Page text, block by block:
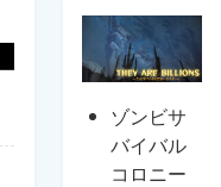
ゾンビサ
バイバル
コロニー